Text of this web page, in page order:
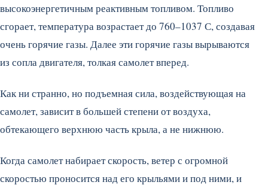
высокоэнергетичным реактивным топливом. Топливо
сгорает, температура возрастает до 760–1037 С, создавая
очень горячие газы. Далее эти горячие газы вырываются
из сопла двигателя, толкая самолет вперед.
Как ни странно, но подъемная сила, воздействующая на
самолет, зависит в большей степени от воздуха,
обтекающего верхнюю часть крыла, а не нижнюю.
Когда самолет набирает скорость, ветер с огромной
скоростью проносится над его крыльями и под ними, и